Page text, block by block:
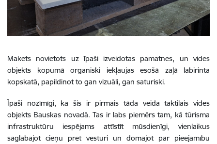
Makets novietots uz īpaši izveidotas pamatnes, un vides
objekts kopumā organiski iekļaujas esošā zaļā labirinta
kopskatā, papildinot to gan vizuāli, gan saturiski.
Īpaši nozīmīgi, ka šis ir pirmais tāda veida taktilais vides
objekts Bauskas novadā. Tas ir labs piemērs tam, kā tūrisma
infrastruktūru iespējams attīstīt mūsdienīgi, vienlaikus
saglabājot cieņu pret vēsturi un domājot par pieejamību